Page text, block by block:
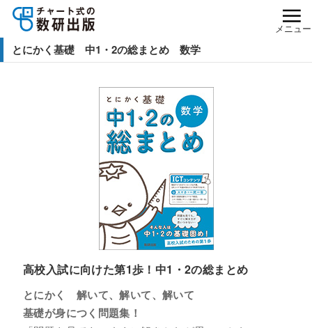
メニュー
とにかく基礎 中1・2の総まとめ 数学
高校入試に向けた第1歩！中1・2の総まとめ
とにかく 解いて、解いて、解いて
基礎が身につく問題集！